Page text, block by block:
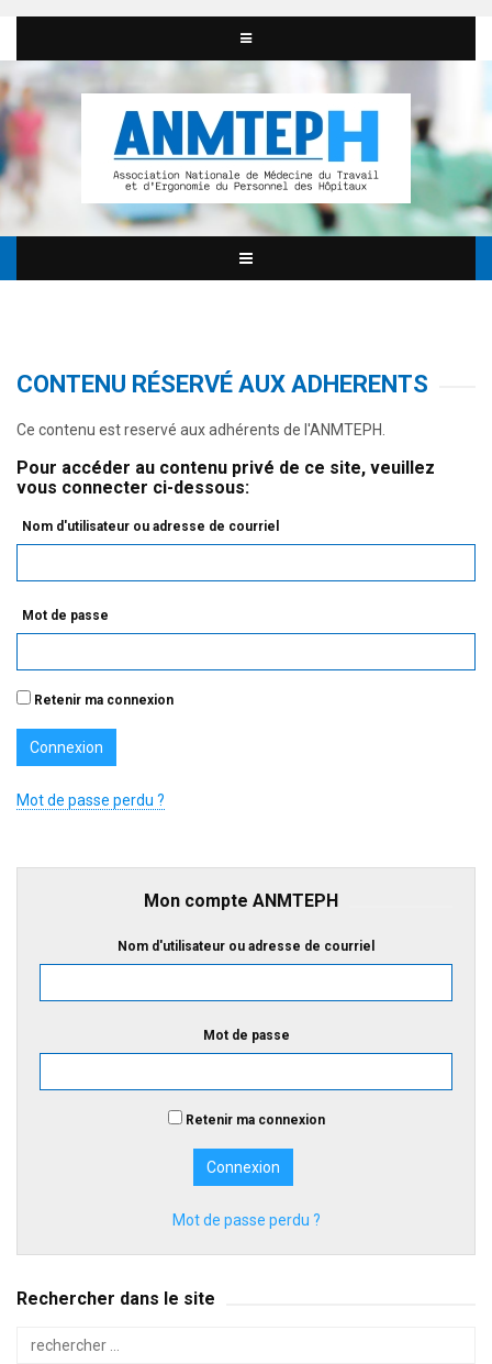
CONTENU RÉSERVÉ AUX ADHERENTS
Ce contenu est reservé aux adhérents de l'ANMTEPH.
Pour accéder au contenu privé de ce site, veuillez
vous connecter ci-dessous:
Nom d'utilisateur ou adresse de courriel
Mot de passe
Retenir ma connexion
Mot de passe perdu ?
Mon compte ANMTEPH
Nom d'utilisateur ou adresse de courriel
Mot de passe
Retenir ma connexion
Mot de passe perdu ?
Rechercher dans le site